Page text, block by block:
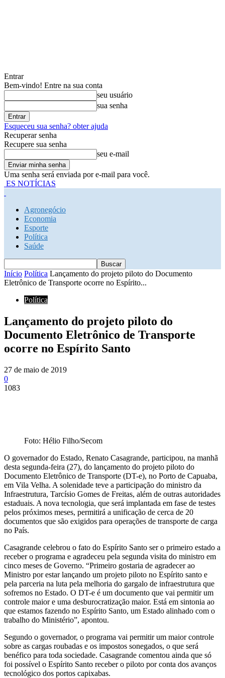
Entrar
Bem-vindo! Entre na sua conta
seu usuário
sua senha
Esqueceu sua senha? obter ajuda
Recuperar senha
Recupere sua senha
seu e-mail
Uma senha será enviada por e-mail para você.
ES NOTÍCIAS
Agronegócio
Economia
Esporte
Política
Saúde
Início Política Lançamento do projeto piloto do Documento
Eletrônico de Transporte ocorre no Espírito...
Política
Lançamento do projeto piloto do
Documento Eletrônico de Transporte
ocorre no Espírito Santo
27 de maio de 2019
0
1083
Foto: Hélio Filho/Secom
O governador do Estado, Renato Casagrande, participou, na manhã
desta segunda-feira (27), do lançamento do projeto piloto do
Documento Eletrônico de Transporte (DT-e), no Porto de Capuaba,
em Vila Velha. A solenidade teve a participação do ministro da
Infraestrutura, Tarcísio Gomes de Freitas, além de outras autoridades
estaduais. A nova tecnologia, que será implantada em fase de testes
pelos próximos meses, permitirá a unificação de cerca de 20
documentos que são exigidos para operações de transporte de carga
no País.
Casagrande celebrou o fato do Espírito Santo ser o primeiro estado a
receber o programa e agradeceu pela segunda visita do ministro em
cinco meses de Governo. “Primeiro gostaria de agradecer ao
Ministro por estar lançando um projeto piloto no Espírito santo e
pela parceria na luta pela melhoria do gargalo de infraestrutura que
sofremos no Estado. O DT-e é um documento que vai permitir um
controle maior e uma desburocratização maior. Está em sintonia ao
que estamos fazendo no Espírito Santo, um Estado alinhado com o
trabalho do Ministério”, apontou.
Segundo o governador, o programa vai permitir um maior controle
sobre as cargas roubadas e os impostos sonegados, o que será
benéfico para toda sociedade. Casagrande comentou ainda que só
foi possível o Espírito Santo receber o piloto por conta dos avanços
tecnológico dos portos capixabas.